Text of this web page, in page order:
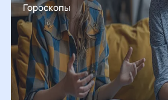
Гороскопы